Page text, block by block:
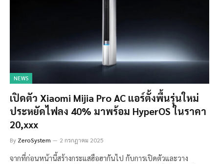
NEWS
เปิดตัว Xiaomi Mijia Pro AC แอร์ตั้งพื้นรุ่นใหม่
ประหยัดไฟลง 40% มาพร้อม HyperOS ในราคา
20,xxx
By ZeroSystem 2 กรกฎาคม 2025
จากที่ก่อนหน้านี้สร้างกระแสฮือฮากันไป กับการเปิดตัวและวาง